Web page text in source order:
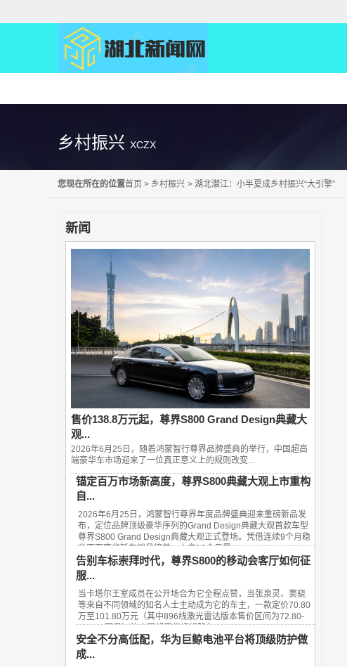
乡村振兴 XCZX
您现在所在的位置首页 > 乡村振兴 > 湖北潜江：小半夏成乡村振兴“大引擎”
新闻
售价138.8万元起，尊界S800 Grand Design典藏大
观...
2026年6月25日，随着鸿蒙智行尊界品牌盛典的举行，中国超高
端豪华车市场迎来了一位真正意义上的规则改变...
锚定百万市场新高度，尊界S800典藏大观上市重构
自...
2026年6月25日，鸿蒙智行尊界年度品牌盛典迎来重磅新品发
布，定位品牌顶级豪华序列的Grand Design典藏大观首款车型
尊界S800 Grand Design典藏大观正式登场。凭借连续9个月稳
坐百万豪华轿车销量榜首、上市13个月累...
告别车标崇拜时代，尊界S800的移动会客厅如何征
服...
当卡塔尔王室成员在公开场合为它全程点赞，当张泉灵、窦骁
等来自不同领域的知名人士主动成为它的车主，一款定价70.80
万至101.80万元（其中896线激光雷达版本售价区间为72.80-
101.80万元）的中国超豪华旗舰轿车——...
安全不分高低配，华为巨鲸电池平台将顶级防护做
成...